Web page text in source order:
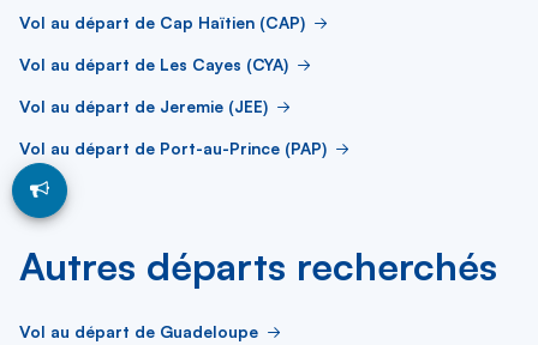
Vol au départ de Cap Haïtien (CAP)
Vol au départ de Les Cayes (CYA)
Vol au départ de Jeremie (JEE)
Vol au départ de Port-au-Prince (PAP)
Autres départs recherchés
Vol au départ de Guadeloupe